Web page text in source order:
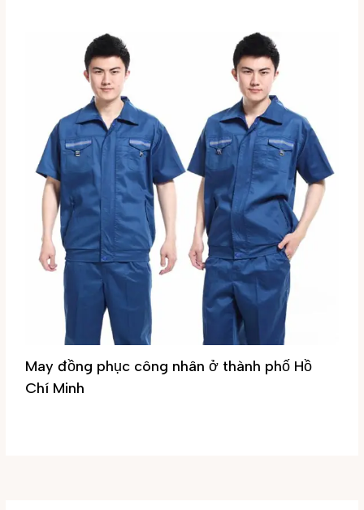
May đồng phục công nhân ở thành phố Hồ
Chí Minh